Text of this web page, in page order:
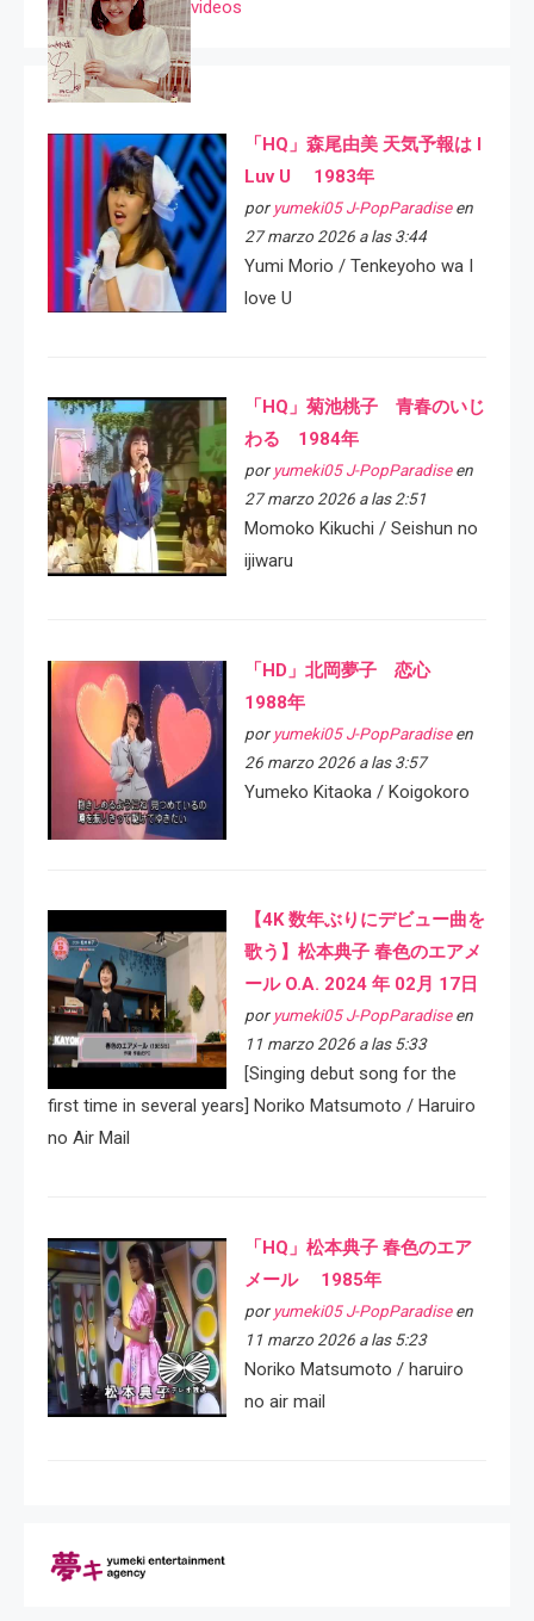
videos
「HQ」森尾由美 天気予報は I
Luv U 1983年
por yumeki05 J-PopParadiseen
27 marzo 2026 a las 3:44
Yumi Morio / Tenkeyoho wa I
love U
「HQ」菊池桃子 青春のいじ
わる 1984年
por yumeki05 J-PopParadiseen
27 marzo 2026 a las 2:51
Momoko Kikuchi / Seishun no
ijiwaru
「HD」北岡夢子 恋心
1988年
por yumeki05 J-PopParadiseen
26 marzo 2026 a las 3:57
Yumeko Kitaoka / Koigokoro
【4K 数年ぶりにデビュー曲を
歌う】松本典子 春色のエアメ
ール O.A. 2024 年 02月 17日
por yumeki05 J-PopParadiseen
11 marzo 2026 a las 5:33
[Singing debut song for the
first time in several years] Noriko Matsumoto / Haruiro
no Air Mail
「HQ」松本典子 春色のエア
メール 1985年
por yumeki05 J-PopParadiseen
11 marzo 2026 a las 5:23
Noriko Matsumoto / haruiro
no air mail